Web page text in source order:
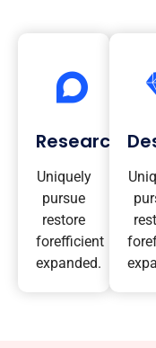
Research
Uniquely
pursue
restore
forefficient
expanded.